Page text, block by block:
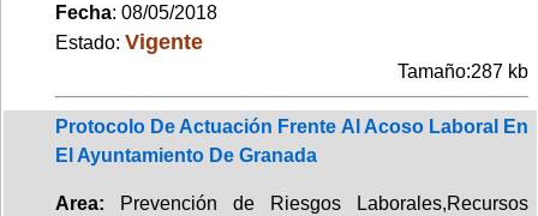
Fecha: 08/05/2018
Estado: Vigente
Tamaño:287 kb
Protocolo De Actuación Frente Al Acoso Laboral En
El Ayuntamiento De Granada
Area: Prevención de Riesgos Laborales,Recursos